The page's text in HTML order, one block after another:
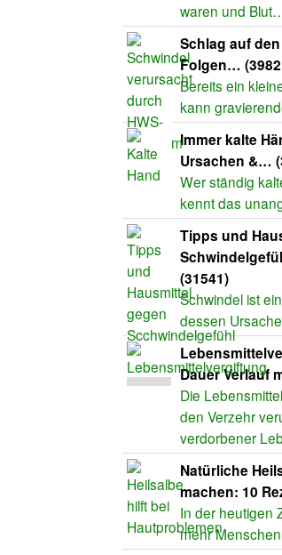
waren und
Schlag auf
Folgen…
Bereits ein
kann
Immer kalte
Ursachen &…
Wer ständig
kennt das
Tipps und
(31541)
Schwindel ist
dessen
Dauer Verlauf
Die
den Verzehr
verdorbener
Natürliche
machen: 10
In der heutigen
mehr